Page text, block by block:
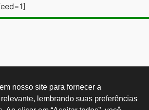
secgeral@ctb.org.br
11 3874-0040
nosso site para fornecer a
lembrando suas preferências